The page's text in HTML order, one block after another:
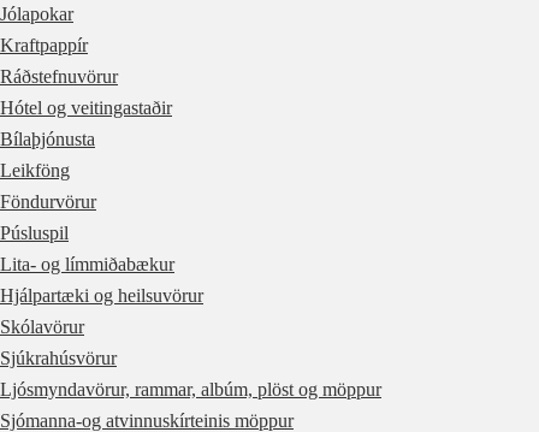
Jólapokar
Kraftpappír
Ráðstefnuvörur
Hótel og veitingastaðir
Bílaþjónusta
Leikföng
Föndurvörur
Púsluspil
Lita- og límmiðabækur
Hjálpartæki og heilsuvörur
Skólavörur
Sjúkrahúsvörur
Ljósmyndavörur, rammar, albúm, plöst og möppur
Sjómanna-og atvinnuskírteinis möppur